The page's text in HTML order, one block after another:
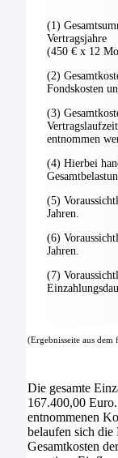
(1)
Vertragsjahre
(450 € x 12
(2)
Fondskosten
(3)
entnommen
(4) Hierbei
(5)
Jahren.
(6)
Jahren.
(7)
(Ergebnisseite aus dem
Die gesamte
167.400,00
entnommenen
belaufen sich
Gesamtkosten